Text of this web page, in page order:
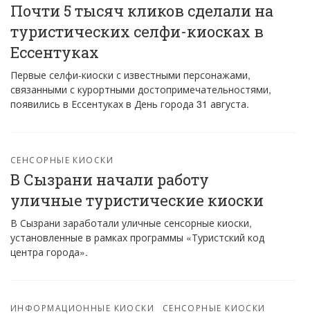
Почти 5 тысяч кликов сделали на
туристических селфи-киосках в
Ессентуках
Первые селфи-киоски с известными персонажами,
связанными с курортными достопримечательностями,
появились в Ессентуках в День города 31 августа.
СЕНСОРНЫЕ КИОСКИ
В Сызрани начали работу
уличные туристические киоски
В Сызрани заработали уличные сенсорные киоски,
установленные в рамках программы «Туристский код
центра города».
ИНФОРМАЦИОННЫЕ КИОСКИ СЕНСОРНЫЕ КИОСКИ